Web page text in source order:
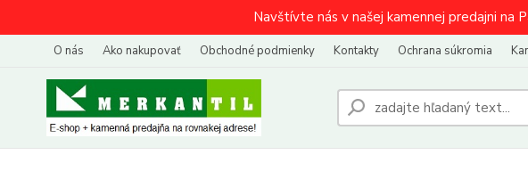
Navštívte nás v našej kamennej predajni na
O nás Ako nakupovať Obchodné podmienky Kontakty Ochrana súkromia